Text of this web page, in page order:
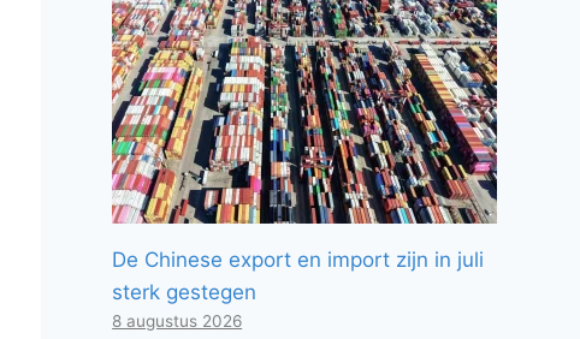
De Chinese export en import zijn in juli
sterk gestegen
8 augustus 2026